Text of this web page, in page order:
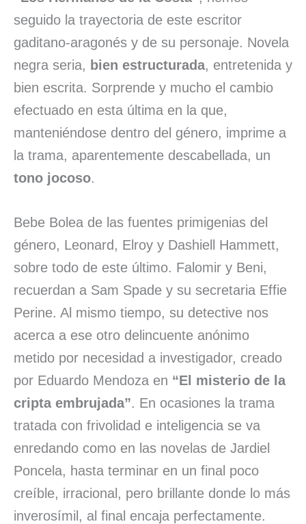
seguido la trayectoria de este escritor
gaditano-aragonés y de su personaje. Novela
negra seria, bien estructurada, entretenida y
bien escrita. Sorprende y mucho el cambio
efectuado en esta última en la que,
manteniéndose dentro del género, imprime a
la trama, aparentemente descabellada, un
tono jocoso.
Bebe Bolea de las fuentes primigenias del
género, Leonard, Elroy y Dashiell Hammett,
sobre todo de este último. Falomir y Beni,
recuerdan a Sam Spade y su secretaria Effie
Perine. Al mismo tiempo, su detective nos
acerca a ese otro delincuente anónimo
metido por necesidad a investigador, creado
por Eduardo Mendoza en “El misterio de la
cripta embrujada”. En ocasiones la trama
tratada con frivolidad e inteligencia se va
enredando como en las novelas de Jardiel
Poncela, hasta terminar en un final poco
creíble, irracional, pero brillante donde lo más
inverosímil, al final encaja perfectamente.